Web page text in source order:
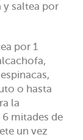
y saltea por
por 1
o hasta
la
6 mitades de
un vez